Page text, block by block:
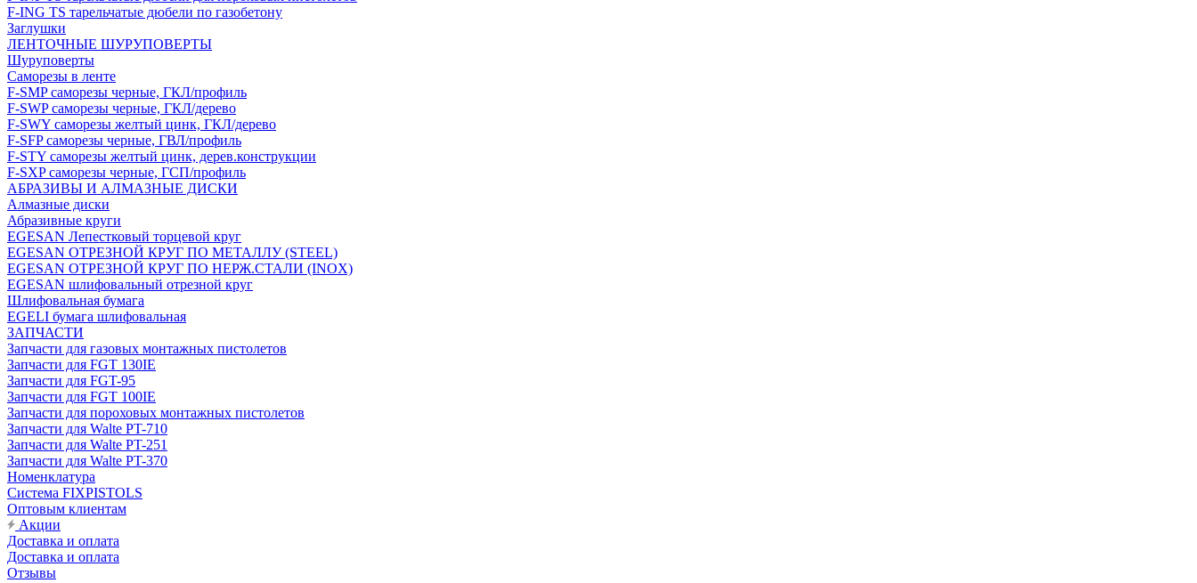
F-ING TS тарельчатые дюбели по газобетону
Заглушки
ЛЕНТОЧНЫЕ ШУРУПОВЕРТЫ
Шуруповерты
Саморезы в ленте
F-SMP саморезы черные, ГКЛ/профиль
F-SWP саморезы черные, ГКЛ/дерево
F-SWY саморезы желтый цинк, ГКЛ/дерево
F-SFP саморезы черные, ГВЛ/профиль
F-STY саморезы желтый цинк, дерев.конструкции
F-SXP саморезы черные, ГСП/профиль
АБРАЗИВЫ И АЛМАЗНЫЕ ДИСКИ
Алмазные диски
Абразивные круги
EGESAN Лепестковый торцевой круг
EGESAN ОТРЕЗНОЙ КРУГ ПО МЕТАЛЛУ (STEEL)
EGESAN ОТРЕЗНОЙ КРУГ ПО НЕРЖ.СТАЛИ (INOX)
EGESAN шлифовальный отрезной круг
Шлифовальная бумага
EGELI бумага шлифовальная
ЗАПЧАСТИ
Запчасти для газовых монтажных пистолетов
Запчасти для FGT 130IE
Запчасти для FGT-95
Запчасти для FGT 100IE
Запчасти для пороховых монтажных пистолетов
Запчасти для Walte PT-710
Запчасти для Walte PT-251
Запчасти для Walte PT-370
Номенклатура
Система FIXPISTOLS
Оптовым клиентам
Акции
Доставка и оплата
Доставка и оплата
Отзывы